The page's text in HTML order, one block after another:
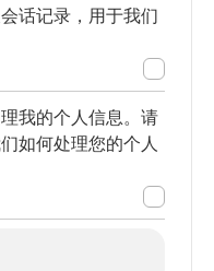
话记录，用于我们
我的个人信息。请
们如何处理您的个人